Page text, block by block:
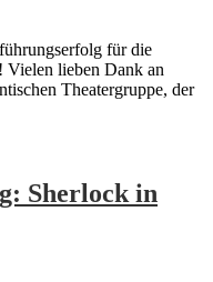
für die
lieben Dank an
Theatergruppe, der
Sherlock in